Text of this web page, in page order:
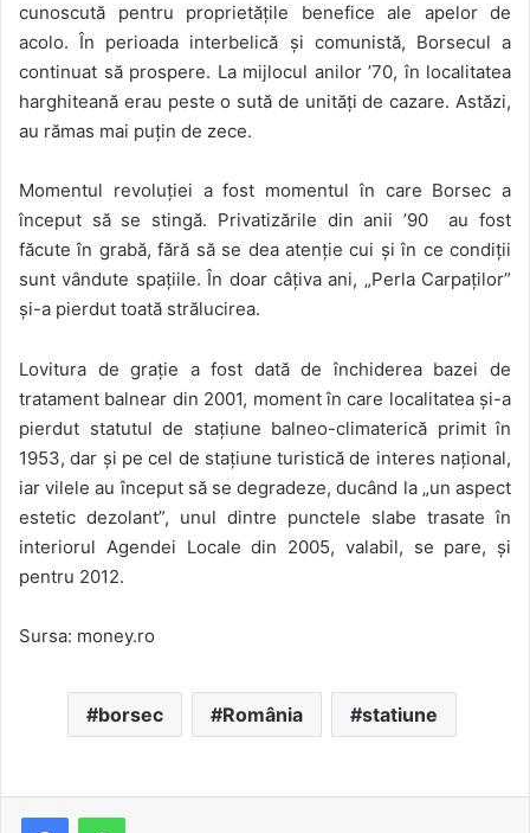
cunoscută pentru proprietățile benefice ale apelor de
acolo. În perioada interbelică și comunistă, Borsecul a
continuat să prospere. La mijlocul anilor ’70, în localitatea
harghiteană erau peste o sută de unități de cazare. Astăzi,
au rămas mai puțin de zece.
Momentul revoluției a fost momentul în care Borsec a
început să se stingă. Privatizările din anii ’90 au fost
făcute în grabă, fără să se dea atenție cui și în ce condiții
sunt vândute spațiile. În doar câțiva ani, „Perla Carpaților”
și-a pierdut toată strălucirea.
Lovitura de grație a fost dată de închiderea bazei de
tratament balnear din 2001, moment în care localitatea și-a
pierdut statutul de stațiune balneo-climaterică primit în
1953, dar și pe cel de stațiune turistică de interes național,
iar vilele au început să se degradeze, ducând la „un aspect
estetic dezolant”, unul dintre punctele slabe trasate în
interiorul Agendei Locale din 2005, valabil, se pare, și
pentru 2012.
Sursa: money.ro
borsec România statiune